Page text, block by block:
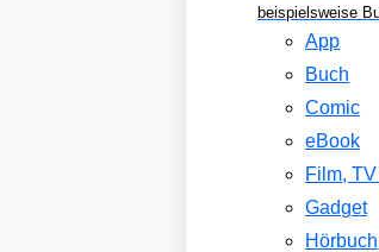
beispielsweise
App
Buch
Comic
eBook
Film,
Gadget
Hörbuch